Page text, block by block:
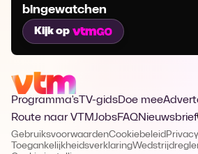
bingewatchen
Kijk op
Programma's TV-gidsDoe mee
Route naar VTMJobsFAQNieuwsbrief
GebruiksvoorwaardenCookiebeleid
Toegankelijkheidsverklaring